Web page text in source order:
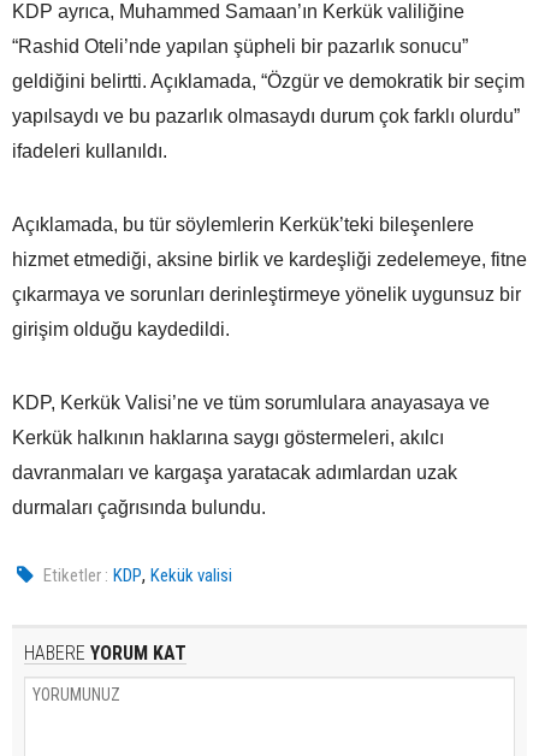
KDP ayrıca, Muhammed Samaan’ın Kerkük valiliğine
“Rashid Oteli’nde yapılan şüpheli bir pazarlık sonucu”
geldiğini belirtti. Açıklamada, “Özgür ve demokratik bir seçim
yapılsaydı ve bu pazarlık olmasaydı durum çok farklı olurdu”
ifadeleri kullanıldı.
Açıklamada, bu tür söylemlerin Kerkük’teki bileşenlere
hizmet etmediği, aksine birlik ve kardeşliği zedelemeye, fitne
çıkarmaya ve sorunları derinleştirmeye yönelik uygunsuz bir
girişim olduğu kaydedildi.
KDP, Kerkük Valisi’ne ve tüm sorumlulara anayasaya ve
Kerkük halkının haklarına saygı göstermeleri, akılcı
davranmaları ve kargaşa yaratacak adımlardan uzak
durmaları çağrısında bulundu.
Etiketler : KDP,Kekük valisi
HABERE YORUM KAT